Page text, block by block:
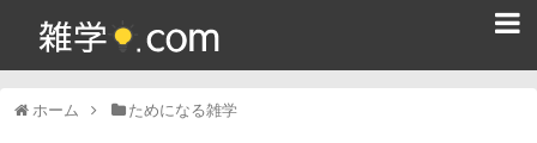
ホーム ためになる雑学